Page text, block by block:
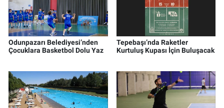
Odunpazarı Belediyesi’nden
Çocuklara Basketbol Dolu Yaz
Tepebaşı’nda Raketler
Kurtuluş Kupası İçin Buluşacak